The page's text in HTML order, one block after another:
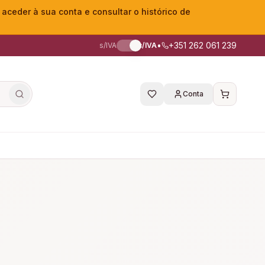
à sua conta e consultar o histórico de
s/IVA c/IVA• +351 262 061 239
Conta